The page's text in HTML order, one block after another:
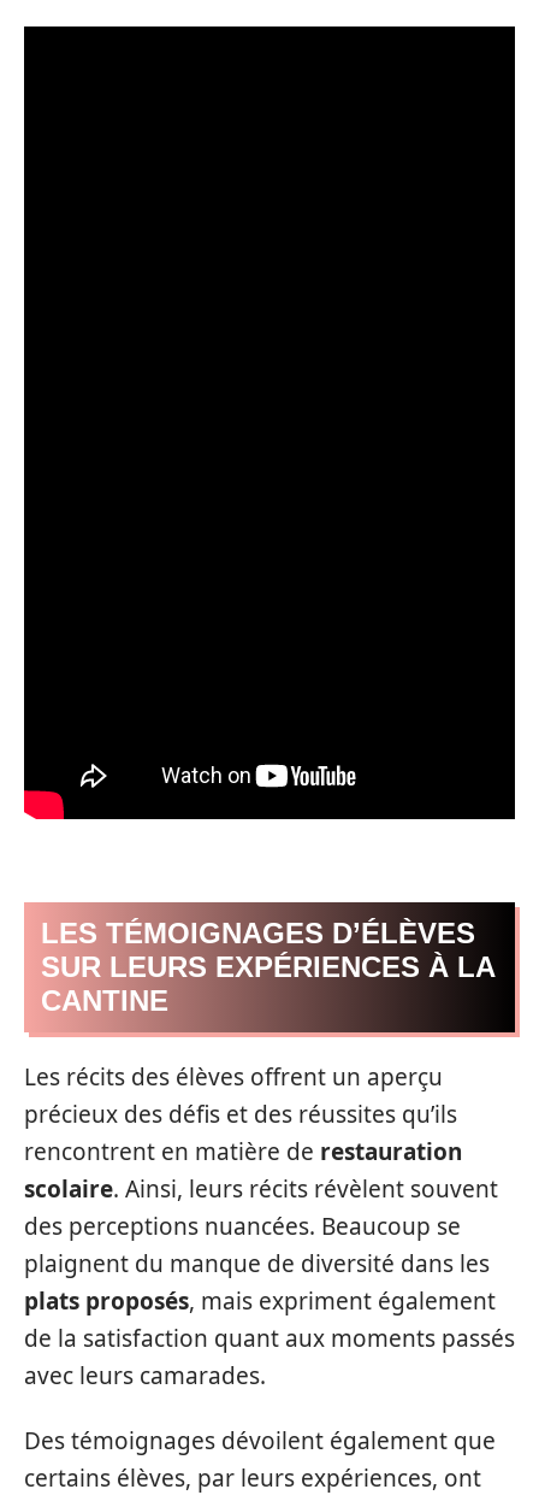
LES TÉMOIGNAGES D’ÉLÈVES
SUR LEURS EXPÉRIENCES À LA
CANTINE
Les récits des élèves offrent un aperçu
précieux des défis et des réussites qu’ils
rencontrent en matière de restauration
scolaire. Ainsi, leurs récits révèlent souvent
des perceptions nuancées. Beaucoup se
plaignent du manque de diversité dans les
plats proposés, mais expriment également
de la satisfaction quant aux moments passés
avec leurs camarades.
Des témoignages dévoilent également que
certains élèves, par leurs expériences, ont